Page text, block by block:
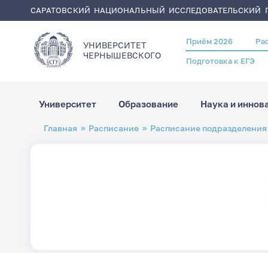
САРАТОВСКИЙ НАЦИОНАЛЬНЫЙ ИССЛЕДОВАТЕЛЬСКИЙ
УНИВЕРСИТЕТ
ЧЕРНЫШЕВСКОГO
Header
menu
Приём 2026
Подготовка к ЕГЭ
Университет Образование Наука и
Строка
навигации
Главная Расписание Расписание подразделения